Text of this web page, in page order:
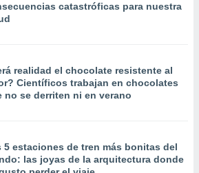
catastróficas para nuestra
realidad el chocolate resistente al
Científicos trabajan en chocolates
no se derriten ni en verano
5 estaciones de tren más bonitas del
las joyas de la arquitectura donde